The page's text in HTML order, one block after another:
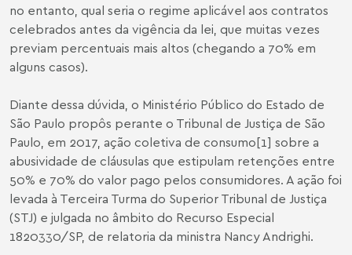
no entanto, qual seria o regime aplicável aos contratos
celebrados antes da vigência da lei, que muitas vezes
previam percentuais mais altos (chegando a 70% em
alguns casos).
Diante dessa dúvida, o Ministério Público do Estado de
São Paulo propôs perante o Tribunal de Justiça de São
Paulo, em 2017, ação coletiva de consumo[1] sobre a
abusividade de cláusulas que estipulam retenções entre
50% e 70% do valor pago pelos consumidores. A ação foi
levada à Terceira Turma do Superior Tribunal de Justiça
(STJ) e julgada no âmbito do Recurso Especial
1820330/SP, de relatoria da ministra Nancy Andrighi.